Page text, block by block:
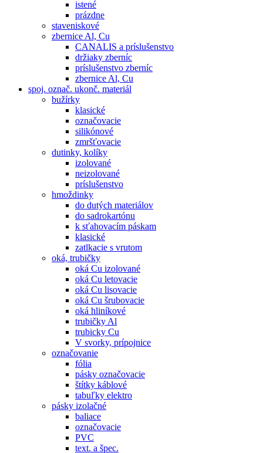
istené
prázdne
staveniskové
zbernice Al, Cu
CANALIS a príslušenstvo
držiaky zberníc
príslušenstvo zberníc
zbernice Al, Cu
spoj. označ. ukonč. materiál
bužírky
klasické
označovacie
silikónové
zmršťovacie
dutinky, kolíky
izolované
neizolované
príslušenstvo
hmoždinky
do dutých materiálov
do sadrokartónu
k sťahovacím páskam
klasické
zatlkacie s vrutom
oká, trubičky
oká Cu izolované
oká Cu letovacie
oká Cu lisovacie
oká Cu šrubovacie
oká hliníkové
trubičky Al
trubicky Cu
V svorky, prípojnice
označovanie
fólia
pásky označovacie
štítky káblové
tabuľky elektro
pásky izolačné
baliace
označovacie
PVC
text. a špec.